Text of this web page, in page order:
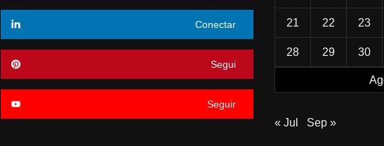
Conectar
Segui
Seguir
21 22 23
28 29 30
« Jul Sep »